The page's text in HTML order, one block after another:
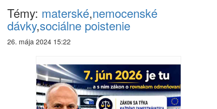
Témy: materské,nemocenské
dávky,sociálne poistenie
26. mája 2024 15:22